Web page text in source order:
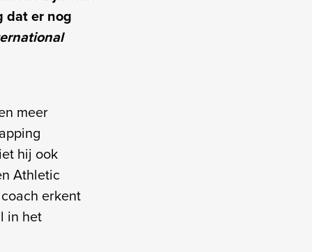
dat er nog
meer
hij ook
Athletic
erkent
in het